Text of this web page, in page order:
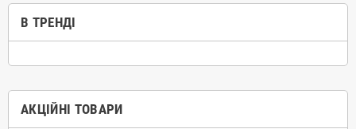
В ТРЕНДІ
АКЦІЙНІ ТОВАРИ